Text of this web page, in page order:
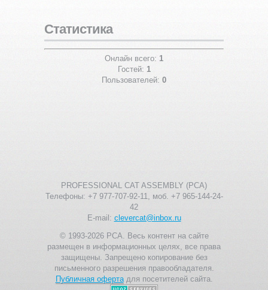
Статистика
Онлайн всего: 1
Гостей: 1
Пользователей: 0
PROFESSIONAL CAT ASSEMBLY (PCA)
Телефоны: +7 977-707-92-11, моб. +7 965-144-24-
42
E-mail: clevercat@inbox.ru
© 1993-2026 PCA. Весь контент на сайте
размещен в информационных целях, все права
защищены. Запрещено копирование без
письменного разрешения правообладателя.
Публичная офертадля посетителей сайта.